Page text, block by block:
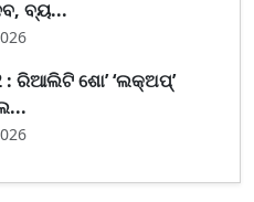
ବ୍ୟ...
: ରିଆଲିଟି ଶୋ’ ‘ଲକ୍‌ଅପ୍’